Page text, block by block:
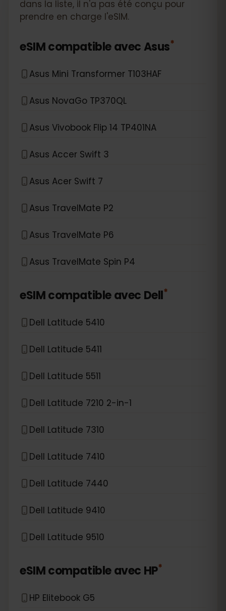
dans la liste, il n'a pas été conçu pour
prendre en charge l'eSIM.
eSIM compatible avecAsus*
Asus Mini Transformer T103HAF
Asus NovaGo TP370QL
Asus Vivobook Flip 14 TP401NA
Asus Accer Swift 3
Asus Acer Swift 7
Asus TravelMate P2
Asus TravelMate P6
Asus TravelMate Spin P4
eSIM compatible avec Dell*
Dell Latitude 5410
Dell Latitude 5411
Dell Latitude 5511
Dell Latitude 7210 2-in-1
Dell Latitude 7310
Dell Latitude 7410
Dell Latitude 7440
Dell Latitude 9410
Dell Latitude 9510
eSIM compatible avec HP*
HP Elitebook G5